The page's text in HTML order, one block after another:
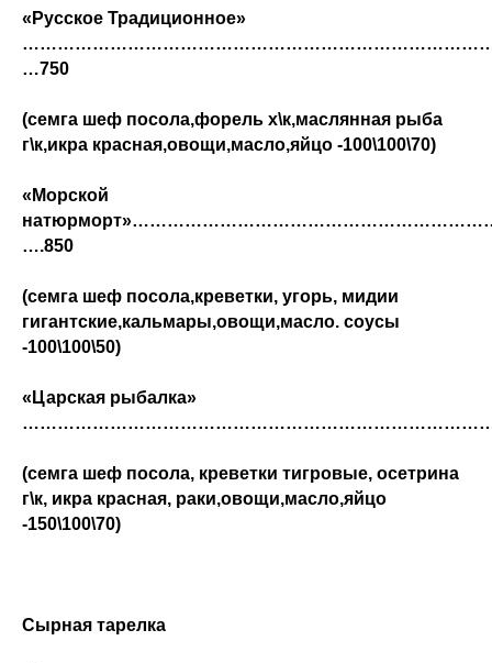
«Русское Традиционное»
…750
(семга шеф посола,форель х\к,маслянная рыба
г\к,икра красная,овощи,масло,яйцо -100\100\70)
«Морской
….850
(семга шеф посола,креветки, угорь, мидии
гигантские,кальмары,овощи,масло. соусы
-100\100\50)
«Царская рыбалка»
(семга шеф посола, креветки тигровые, осетрина
г\к, икра красная, раки,овощи,масло,яйцо
-150\100\70)
Сырная тарелка